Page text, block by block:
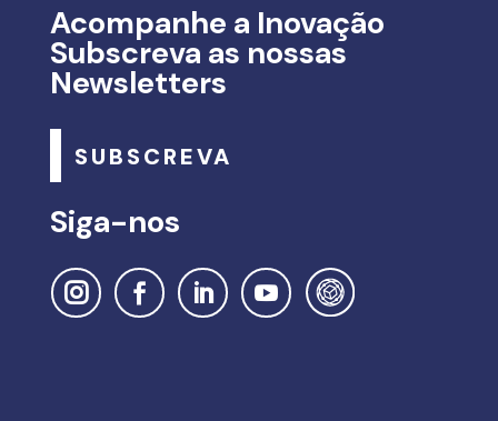
Acompanhe a Inovação
Subscreva as nossas
Newsletters
SUBSCREVA
Siga-nos